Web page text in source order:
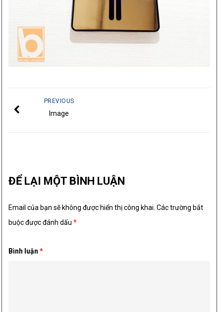
PREVIOUS
Image
ĐỂ LẠI MỘT BÌNH LUẬN
Email của bạn sẽ không được hiển thị công khai. Các trường bắt
buộc được đánh dấu*
Bình luận*